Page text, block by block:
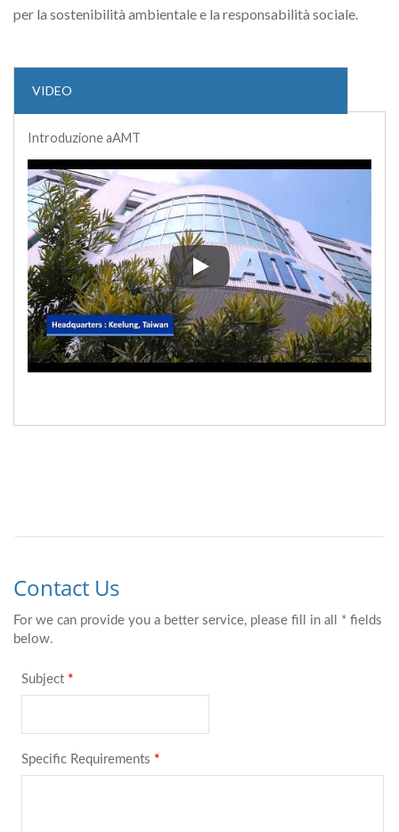
per la sostenibilità ambientale e la responsabilità sociale.
VIDEO
Introduzione aAMT
Introduzione aAMT